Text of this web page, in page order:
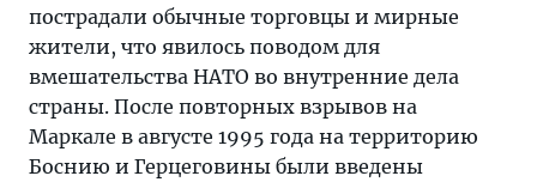
пострадали обычные торговцы и мирные
жители, что явилось поводом для
вмешательства НАТО во внутренние дела
страны. После повторных взрывов на
Маркале в августе 1995 года на территорию
Боснию и Герцеговины были введены